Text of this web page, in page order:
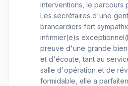
interventions, le parcours
Les secrétaires d'une
brancardiers fort
infirmier(e)s
preuve d'une grande
et d'écoute, tant au
salle d'opération et de
formidable, elle a